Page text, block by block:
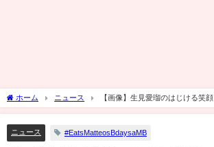
ホーム ニュース 【画像】生見愛瑠のはじける笑顔
ニュース #EatsMatteosBdaysaMB